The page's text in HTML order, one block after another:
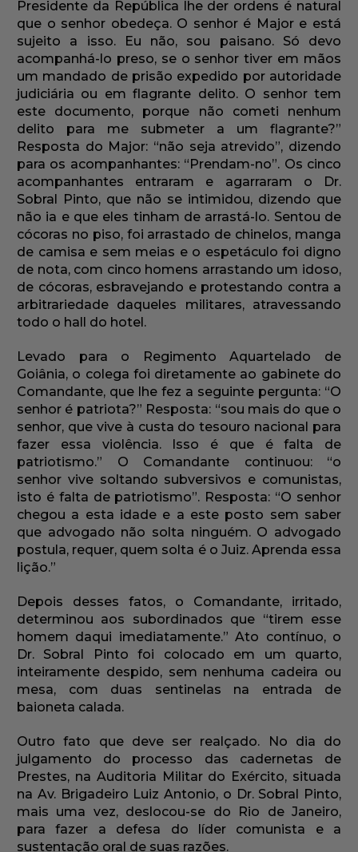
Presidente da República lhe der ordens é natural
que o senhor obedeça. O senhor é Major e está
sujeito a isso. Eu não, sou paisano. Só devo
acompanhá-lo preso, se o senhor tiver em mãos
um mandado de prisão expedido por autoridade
judiciária ou em flagrante delito. O senhor tem
este documento, porque não cometi nenhum
delito para me submeter a um flagrante?”
Resposta do Major: “não seja atrevido”, dizendo
para os acompanhantes: “Prendam-no”. Os cinco
acompanhantes entraram e agarraram o Dr.
Sobral Pinto, que não se intimidou, dizendo que
não ia e que eles tinham de arrastá-lo. Sentou de
cócoras no piso, foi arrastado de chinelos, manga
de camisa e sem meias e o espetáculo foi digno
de nota, com cinco homens arrastando um idoso,
de cócoras, esbravejando e protestando contra a
arbitrariedade daqueles militares, atravessando
todo o hall do hotel.
Levado para o Regimento Aquartelado de
Goiânia, o colega foi diretamente ao gabinete do
Comandante, que lhe fez a seguinte pergunta: “O
senhor é patriota?” Resposta: “sou mais do que o
senhor, que vive à custa do tesouro nacional para
fazer essa violência. Isso é que é falta de
patriotismo.” O Comandante continuou: “o
senhor vive soltando subversivos e comunistas,
isto é falta de patriotismo”. Resposta: “O senhor
chegou a esta idade e a este posto sem saber
que advogado não solta ninguém. O advogado
postula, requer, quem solta é o Juiz. Aprenda essa
lição.”
Depois desses fatos, o Comandante, irritado,
determinou aos subordinados que “tirem esse
homem daqui imediatamente.” Ato contínuo, o
Dr. Sobral Pinto foi colocado em um quarto,
inteiramente despido, sem nenhuma cadeira ou
mesa, com duas sentinelas na entrada de
baioneta calada.
Outro fato que deve ser realçado. No dia do
julgamento do processo das cadernetas de
Prestes, na Auditoria Militar do Exército, situada
na Av. Brigadeiro Luiz Antonio, o Dr. Sobral Pinto,
mais uma vez, deslocou-se do Rio de Janeiro,
para fazer a defesa do líder comunista e a
sustentação oral de suas razões.